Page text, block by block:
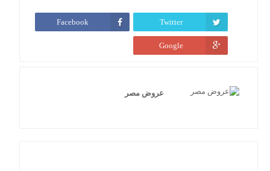
Twitter
Facebook
Google
عروض مصر